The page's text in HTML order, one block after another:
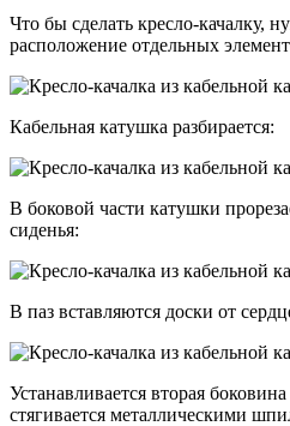
Что бы сделать кресло-качалку,
расположение отдельных
Кабельная катушка разбирается:
В боковой части катушки
сиденья:
В паз вставляются доски от
Устанавливается вторая
стягивается металлическими